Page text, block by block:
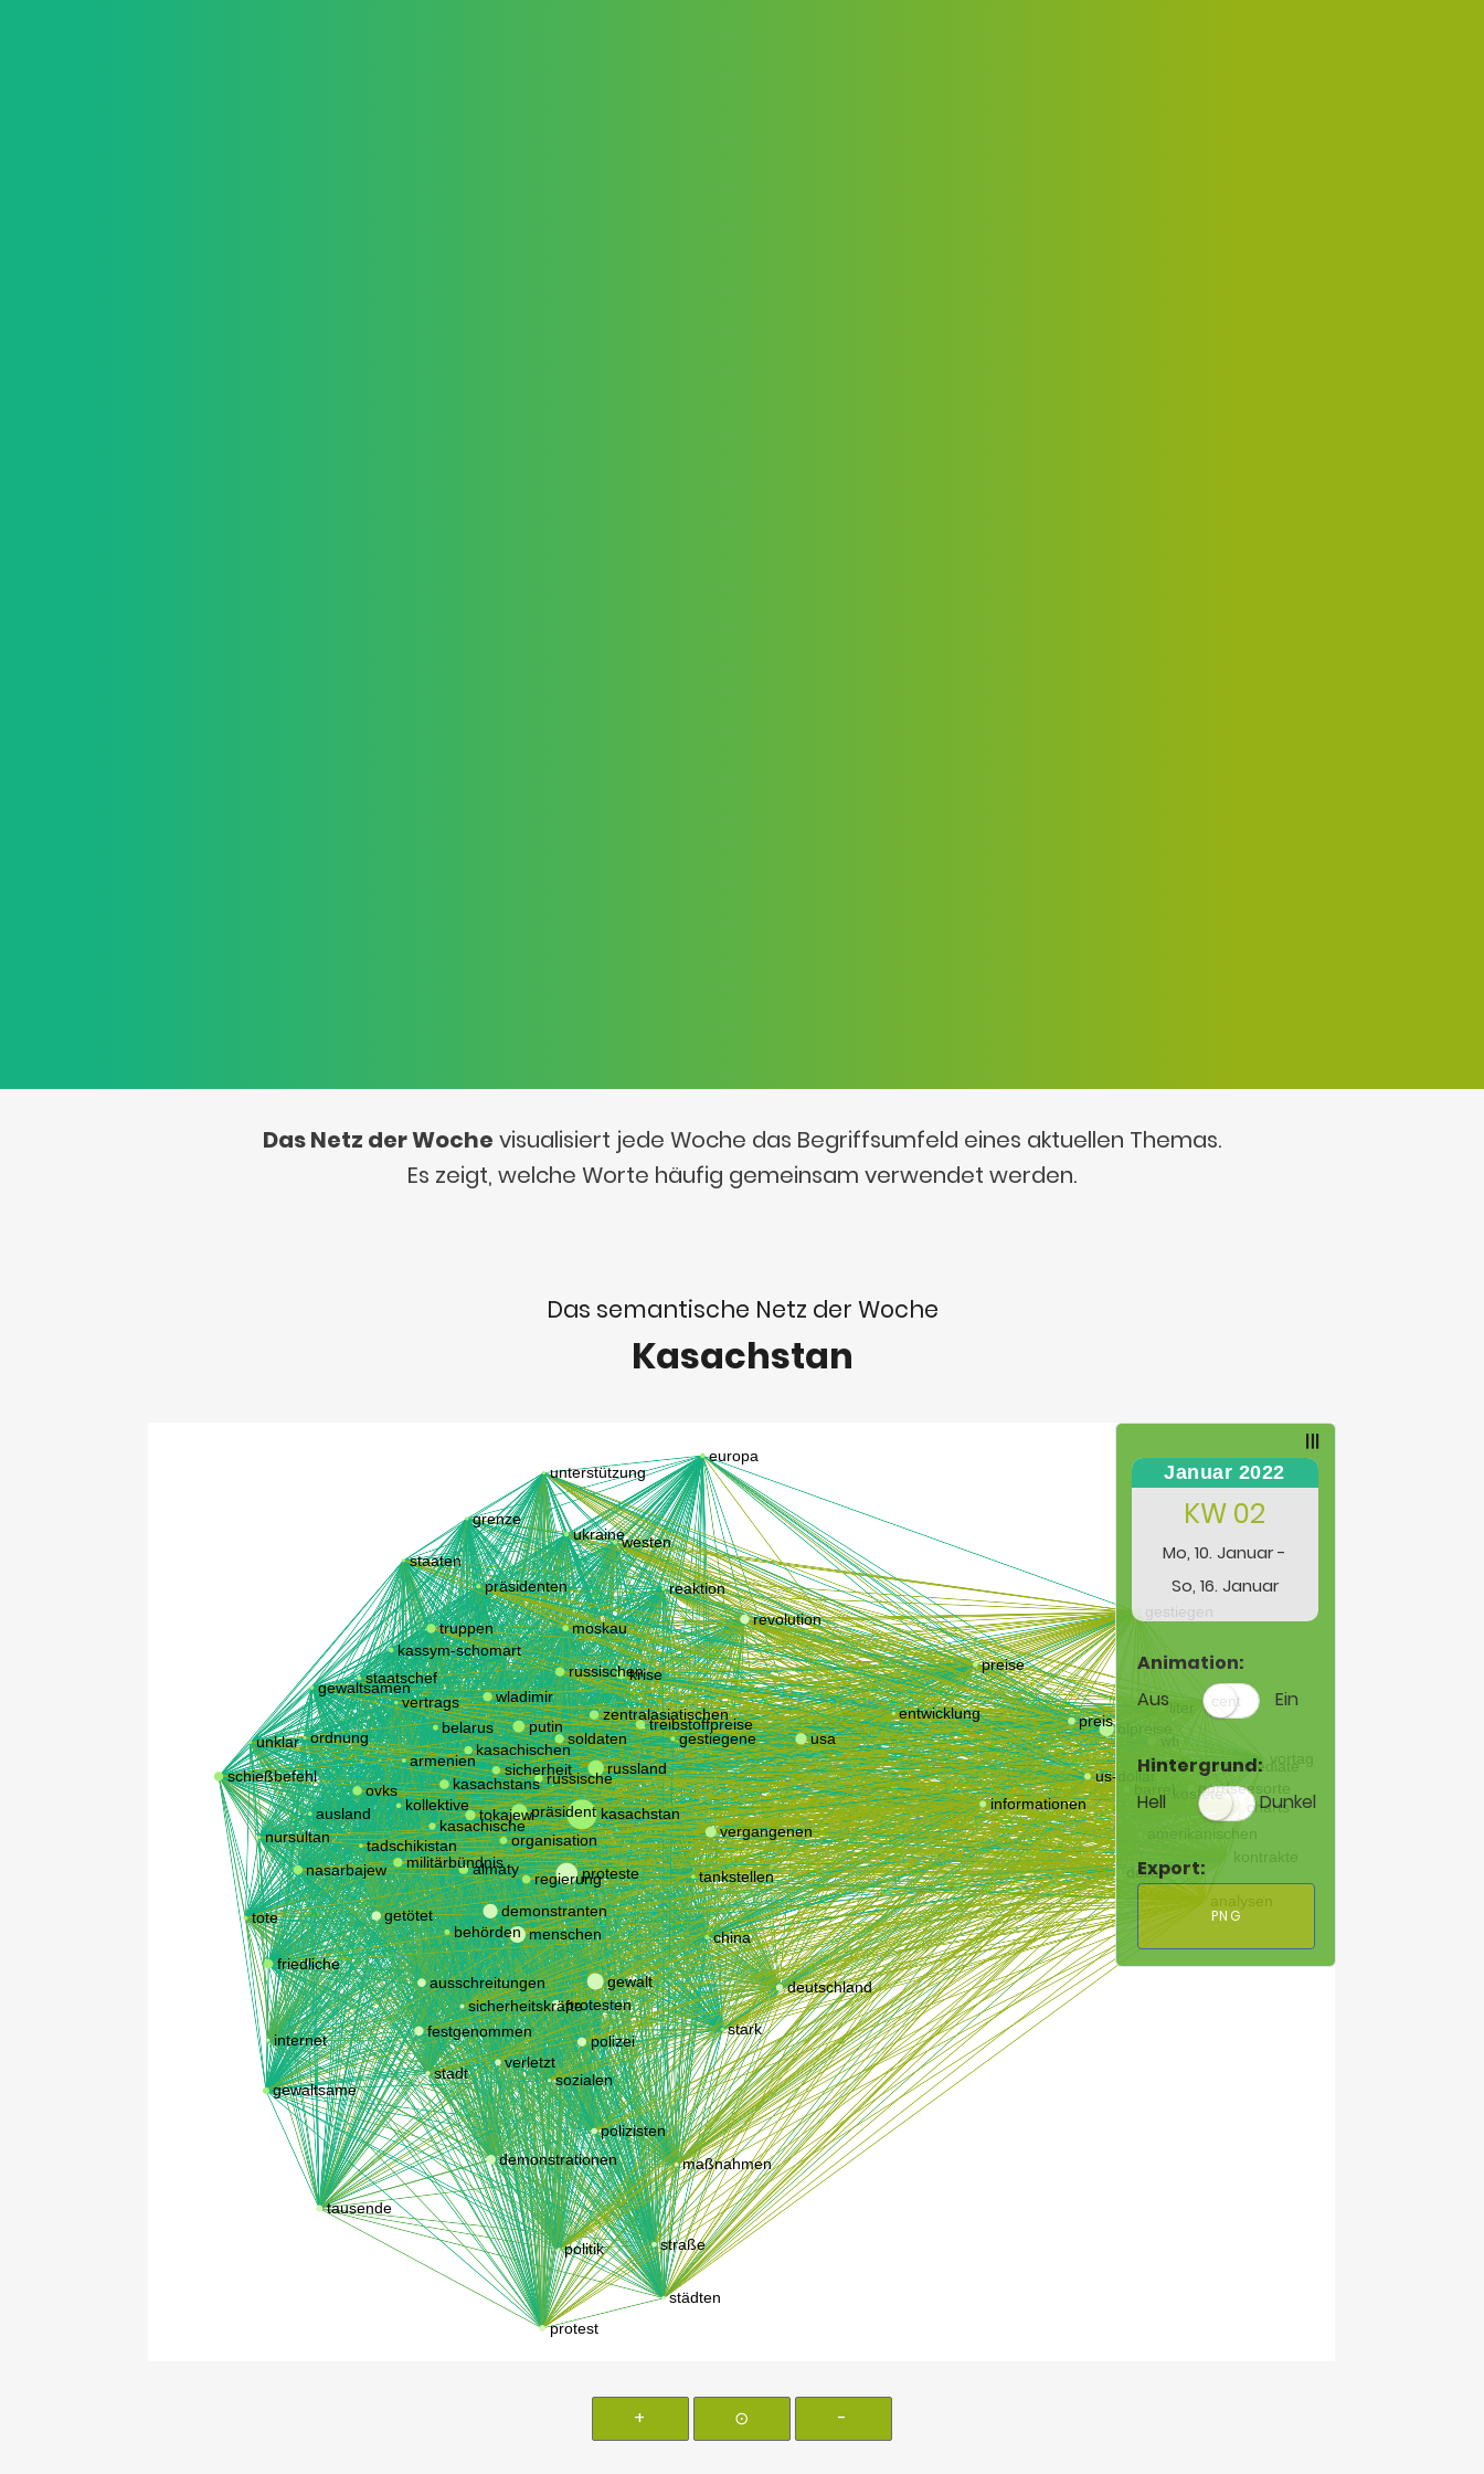
Das Netz der Woche visualisiert jede Woche das Begriffsumfeld eines aktuellen Themas.
Es zeigt, welche Worte häufig gemeinsam verwendet werden.
Das semantische Netz der Woche
Kasachstan
+ ⊙ -
Januar 2022
KW 02
Mo, 10. Januar -
So, 16. Januar
Animation:
Aus
Ein
Hintergrund:
Hell
Dunkel
Export:
PNG